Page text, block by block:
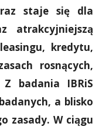
staje się dla
atrakcyjniejszą
kredytu,
rosnących,
Z badania IBRiS
a blisko
zasady. W ciągu